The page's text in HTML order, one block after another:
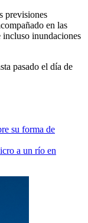
previsiones
en las
incluso inundaciones
pasado el día de
su forma de
a un río en